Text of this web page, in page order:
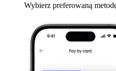
Wybierz preferowaną